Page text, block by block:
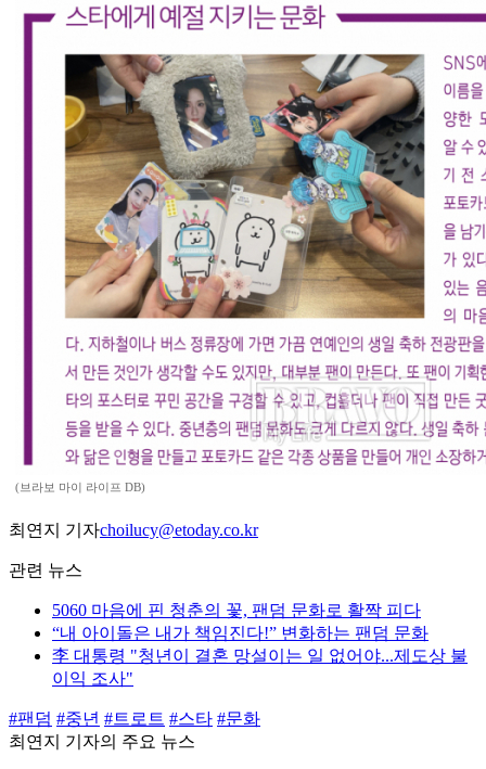
(브라보 마이 라이프 DB)
최연지 기자choilucy@etoday.co.kr
관련 뉴스
5060 마음에 핀 청춘의 꽃, 팬덤 문화로 활짝 피다
“내 아이돌은 내가 책임진다!” 변화하는 팬덤 문화
李 대통령 "청년이 결혼 망설이는 일 없어야...제도상 불
이익 조사"
#팬덤 #중년 #트로트 #스타 #문화
최연지 기자의 주요 뉴스